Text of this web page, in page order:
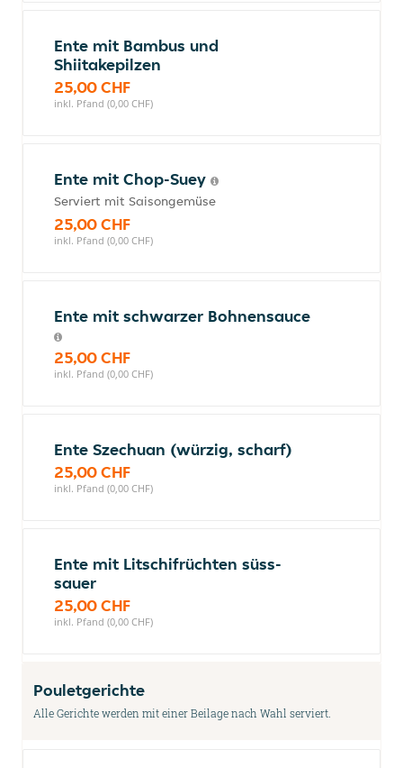
Ente mit Bambus und
Shiitakepilzen
25,00 CHF
inkl. Pfand (0,00 CHF)
Ente mit Chop-Suey
Serviert mit Saisongemüse
25,00 CHF
inkl. Pfand (0,00 CHF)
Ente mit schwarzer Bohnensauce
25,00 CHF
inkl. Pfand (0,00 CHF)
Ente Szechuan (würzig, scharf)
25,00 CHF
inkl. Pfand (0,00 CHF)
Ente mit Litschifrüchten süss-
sauer
25,00 CHF
inkl. Pfand (0,00 CHF)
Pouletgerichte
Alle Gerichte werden mit einer Beilage nach Wahl serviert.